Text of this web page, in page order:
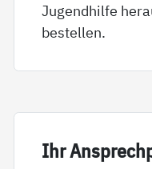
Jugendhilfe
bestellen.
Ihr